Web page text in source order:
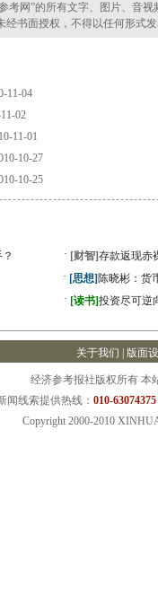
网”的所有文字、图片、音视
经书面授权，不得以任何形式
11-04
02
11-01
10-27
10-25
· [财智]存款返现赤
· [思想] 陈晓彬：货
· [读书]投资尽可逆
关于我们 | 版面
经济参考报社版权所有 本
闻线索提供热线： 010-
Copyright 2000-2010